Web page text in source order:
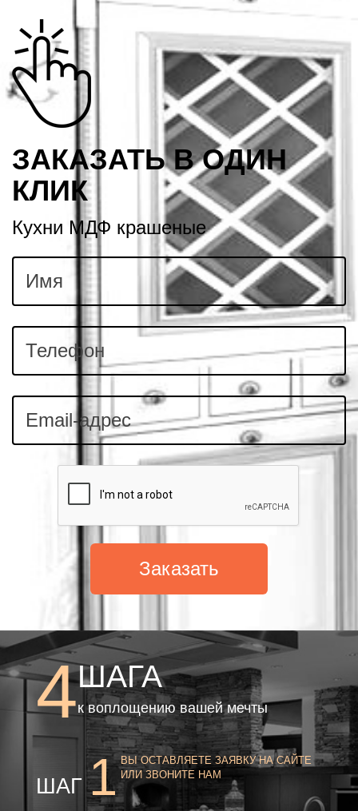
ЗАКАЗАТЬ В ОДИН
КЛИК
Кухни МДФ крашеные
Заказать
4ШАГА
к воплощению вашей мечты
ШАГ1 ВЫ ОСТАВЛЯЕТЕ ЗАЯВКУ НА САЙТЕ
ИЛИ ЗВОНИТЕ НАМ